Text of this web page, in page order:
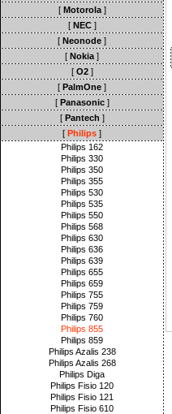
[ Motorola]
[ NEC]
[ Neonode ]
[ Nokia ]
[ O2]
[ PalmOne ]
[ Panasonic]
[ Pantech ]
[ Philips ]
Philips 162
Philips 330
Philips 350
Philips 355
Philips 530
Philips 535
Philips 550
Philips 568
Philips 630
Philips 636
Philips 639
Philips 655
Philips 659
Philips 755
Philips 759
Philips 760
Philips 855
Philips 859
Philips Azalis 238
Philips Azalis 268
Philips Diga
Philips Fisio 120
Philips Fisio 121
Philips Fisio 610